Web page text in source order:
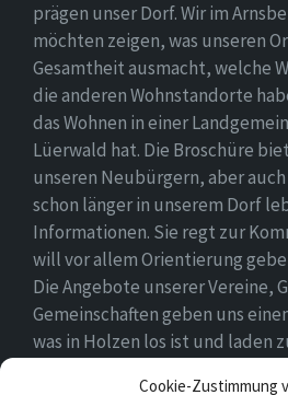
Cookie-Zustimmung
prägen unser Dorf. Wir im
möchten zeigen, was unseren
Gesamtheit ausmacht, welche
die anderen Wohnstandorte
das Wohnen in einer
Lüerwald hat. Die Broschüre
unseren Neubürgern, aber
schon länger in unserem Dorf
Informationen. Sie regt zur
will vor allem Orientierung
Die Angebote unserer Vereine,
Gemeinschaften geben uns
was in Holzen los ist und laden